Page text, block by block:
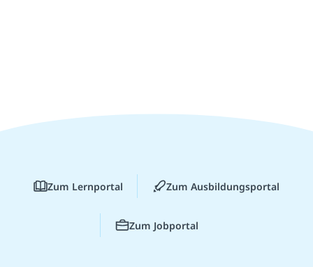
Zum Lernportal Zum Ausbildungsportal
Zum Jobportal